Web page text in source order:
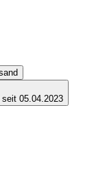
05.04.2023